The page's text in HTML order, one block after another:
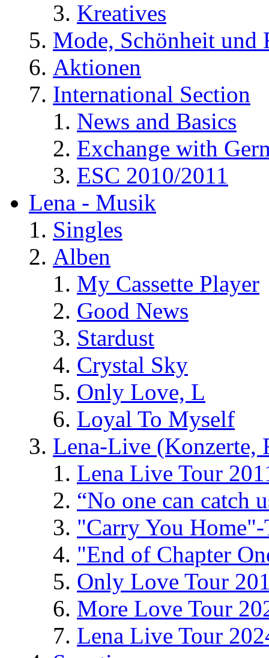
Kreatives
Mode, Schönheit und
Aktionen
International Section
News and Basics
Exchange with
ESC 2010/2011
Lena - Musik
Singles
Alben
My Cassette Player
Good News
Stardust
Crystal Sky
Only Love, L
Loyal To Myself
Lena-Live (Konzerte,
Lena Live Tour
“No one can catch
"Carry You
"End of Chapter
Only Love Tour
More Love Tour
Lena Live Tour